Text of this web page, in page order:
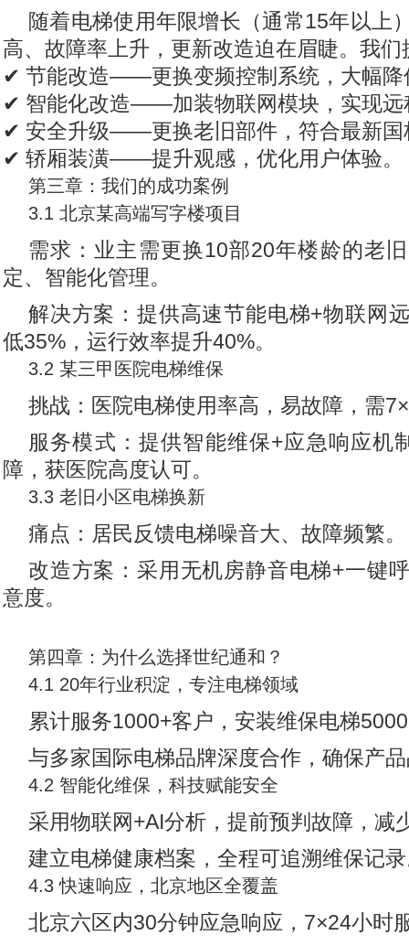
随着电梯使用年限增长（通常15年以上
高、故障率上升，更新改造迫在眉睫。我们
✔ 节能改造——更换变频控制系统，大幅降
✔ 智能化改造——加装物联网模块，实现远
✔ 安全升级——更换老旧部件，符合最新国
✔ 轿厢装潢——提升观感，优化用户体验。
第三章：我们的成功案例
3.1 北京某高端写字楼项目
需求：业主需更换10部20年楼龄的老
定、智能化管理。
解决方案：提供高速节能电梯+物联网
低35%，运行效率提升40%。
3.2 某三甲医院电梯维保
挑战：医院电梯使用率高，易故障，需
服务模式：提供智能维保+应急响应机
障，获医院高度认可。
3.3 老旧小区电梯换新
痛点：居民反馈电梯噪音大、故障频繁。
改造方案：采用无机房静音电梯+一键
意度。
第四章：为什么选择世纪通和？
4.1 20年行业积淀，专注电梯领域
累计服务1000+客户，安装维保电梯
与多家国际电梯品牌深度合作，确保产
4.2 智能化维保，科技赋能安全
采用物联网+AI分析，提前预判故障，减
建立电梯健康档案，全程可追溯维保记
4.3 快速响应，北京地区全覆盖
北京六区内30分钟应急响应，7×24小时